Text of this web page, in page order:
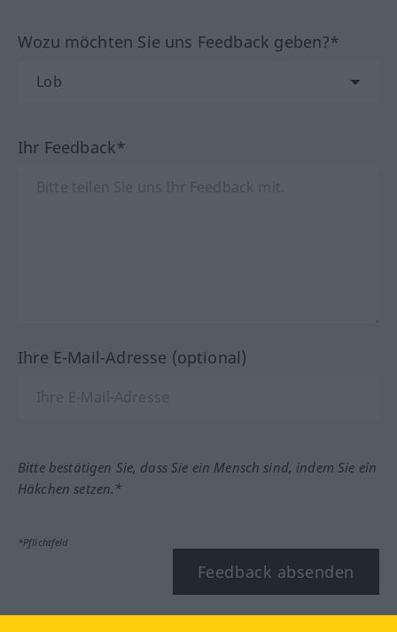
Wozu möchten Sie uns Feedback geben?*
Ihr Feedback*
Ihre E-Mail-Adresse (optional)
Bitte bestätigen Sie, dass Sie ein Mensch sind, indem Sie ein
Häkchen setzen.*
*Pflichtfeld
Feedback absenden